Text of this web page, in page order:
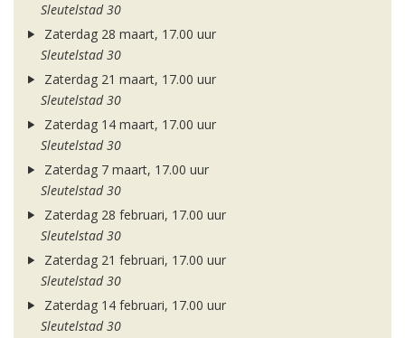
Sleutelstad 30
Zaterdag 28 maart, 17.00 uur
Sleutelstad 30
Zaterdag 21 maart, 17.00 uur
Sleutelstad 30
Zaterdag 14 maart, 17.00 uur
Sleutelstad 30
Zaterdag 7 maart, 17.00 uur
Sleutelstad 30
Zaterdag 28 februari, 17.00 uur
Sleutelstad 30
Zaterdag 21 februari, 17.00 uur
Sleutelstad 30
Zaterdag 14 februari, 17.00 uur
Sleutelstad 30